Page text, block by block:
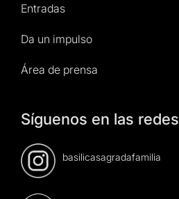
Entradas
Da un impulso
Área de prensa
Síguenos en las redes
basilicasagradafamilia